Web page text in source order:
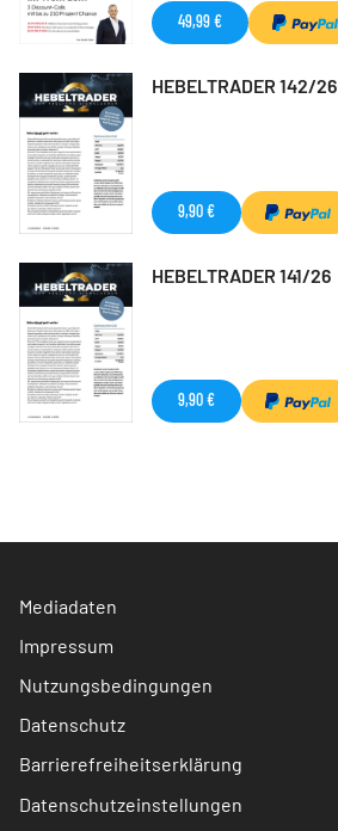
49,99 €
HEBELTRADER 142/26
9,90 €
HEBELTRADER 141/26
9,90 €
Mediadaten
Impressum
Nutzungsbedingungen
Datenschutz
Barrierefreiheitserklärung
Datenschutzeinstellungen